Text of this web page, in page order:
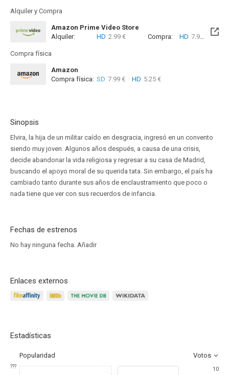
Alquiler y Compra
Amazon Prime Video Store
Alquiler:
HD 2.99 € Compra: HD 7.99 €
Compra física
Amazon
Compra física: SD 7.99 € HD 5.25 €
Sinopsis
Elvira, la hija de un militar caído en desgracia, ingresó en un convento
siendo muy joven. Algunos años después, a causa de una crisis,
decide abandonar la vida religiosa y regresar a su casa de Madrid,
buscando el apoyo moral de su querida tata. Sin embargo, el país ha
cambiado tanto durante sus años de enclaustramiento que poco o
nada tiene que ver con sus recuerdos de infancia.
Fechas de estrenos
No hay ninguna fecha. Añadir
Enlaces externos
Estadísticas
Popularidad Votos
???
10